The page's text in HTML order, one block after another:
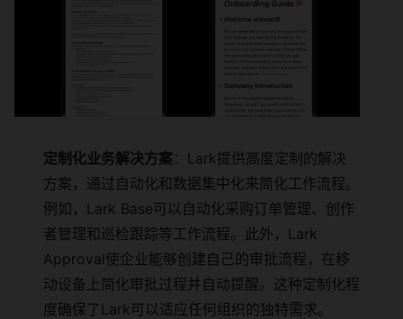
定制化业务解决方案：Lark提供高度定制的解决
方案，通过自动化和数据集中化来简化工作流程。
例如，Lark Base可以自动化采购订单管理、创作
者管理和巡检跟踪等工作流程。此外，Lark
Approval使企业能够创建自己的审批流程，在移
动设备上简化审批过程并自动提醒。这种定制化程
度确保了Lark可以适应任何组织的独特需求。